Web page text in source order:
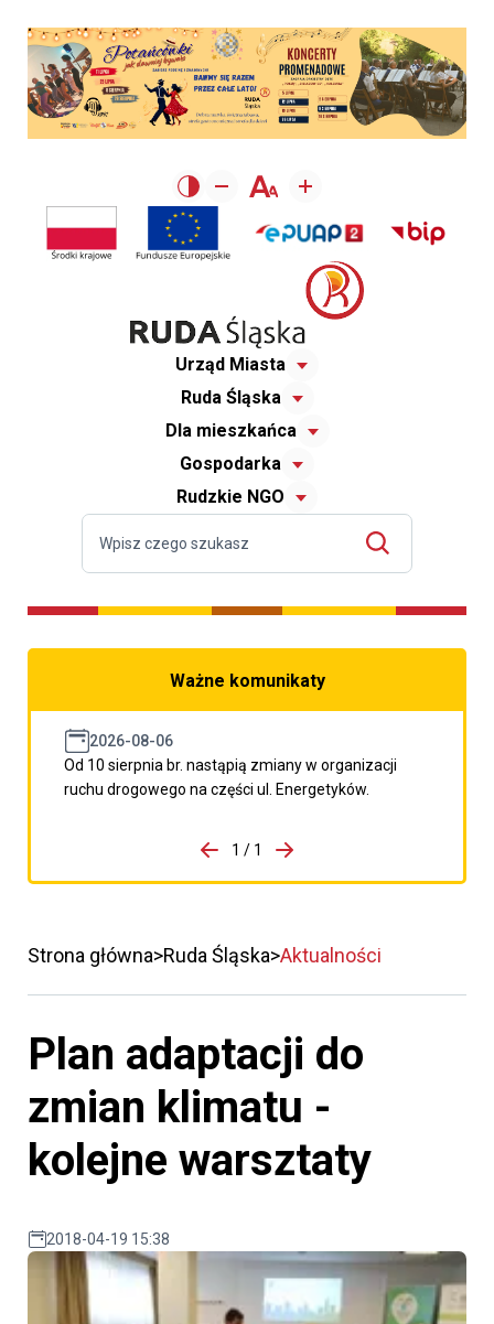
Urząd Miasta
Ruda Śląska
Dla mieszkańca
Gospodarka
Rudzkie NGO
Ważne komunikaty
2026-08-06
Od 10 sierpnia br. nastąpią zmiany w organizacji
ruchu drogowego na części ul. Energetyków.
porzpedniego komunikatu
1 / 1
Przejdź do następnego
Strona główna Ruda Śląska Aktualności
Plan adaptacji do
zmian klimatu -
kolejne warsztaty
2018-04-19 15:38